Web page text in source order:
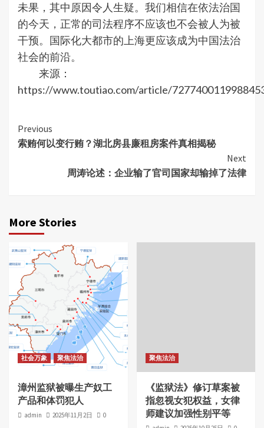
未果，其中原因令人生疑。我们相信在依法治国
的今天，正常的司法程序不应该也不会被人为被
干预。国际化大都市的上海更应该成为中国法治
社会的前沿。
来源：
https://www.toutiao.com/article/
Continue
Reading
Previous
索贿何以变行贿？湖北房县廉租房案件真相揭秘
Next
周涛论述：企业输了官司国家却输掉了法律
More Stories
社会万象 聚焦法治
漳州监狱被曝生产奴工
产品和体罚犯人
admin 2025年11月2日 0
聚焦法治
《监狱法》修订草案被
指忽视女犯权益，女律
师建议加强性别平等